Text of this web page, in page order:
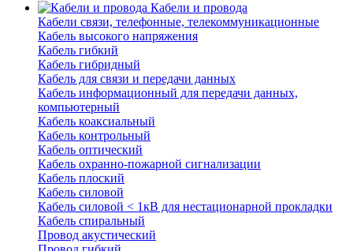
Кабели и провода
Кабели связи, телефонные, телекоммуникационные
Кабель высокого напряжения
Кабель гибкий
Кабель гибридный
Кабель для связи и передачи данных
Кабель информационный для передачи данных,
компьютерный
Кабель коаксиальный
Кабель контрольный
Кабель оптический
Кабель охранно-пожарной сигнализации
Кабель плоский
Кабель силовой
Кабель силовой < 1кВ для нестационарной прокладки
Кабель спиральный
Провод акустический